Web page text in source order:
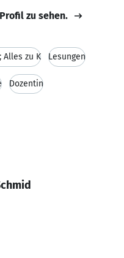
zu sehen.
Alles zu K Lesungen
Dozentin